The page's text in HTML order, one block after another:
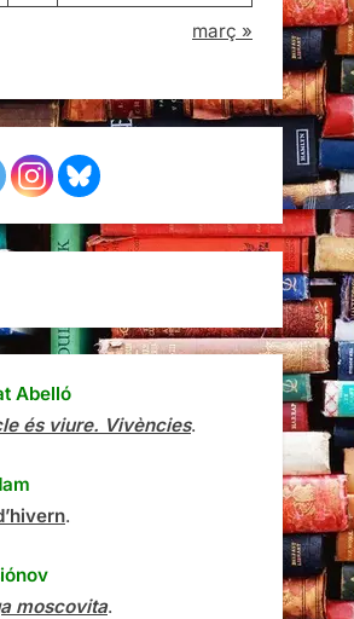
març »
Abelló
és viure. Vivències.
.
moscovita.